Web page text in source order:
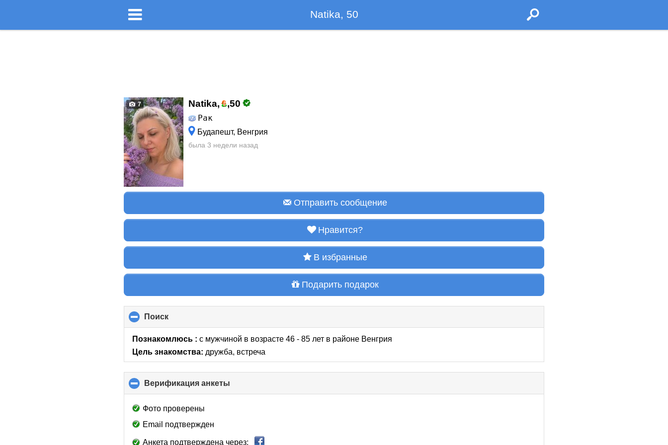
Natika, 50
7 Natika, ,50
Рак
Будапешт, Венгрия
была 3 недели назад
Отправить сообщение
Нравится?
В избранные
Подарить подарок
Поиск
to
collapse
Познакомлюсь :с мужчиной в возрасте 46 - 85 лет в районе Венгрия
Цель знакомства: дружба, встреча
Верификация анкеты
to
Фото проверены
Email подтвержден
Анкета подтверждена через: